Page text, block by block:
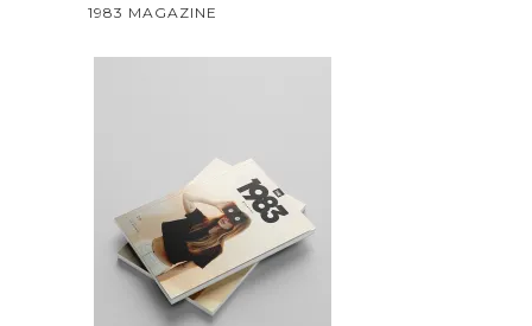
1983 MAGAZINE